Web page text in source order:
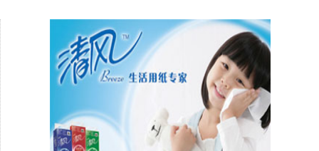
手机性能排行榜公布，iPhone 11意外第